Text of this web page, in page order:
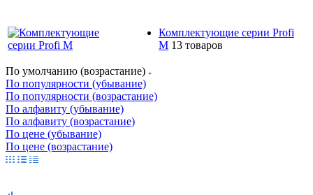
Комплектующие серии Profi
M 13 товаров
По умолчанию (возрастание)
По популярности (убывание)
По популярности (возрастание)
По алфавиту (убывание)
По алфавиту (возрастание)
По цене (убывание)
По цене (возрастание)